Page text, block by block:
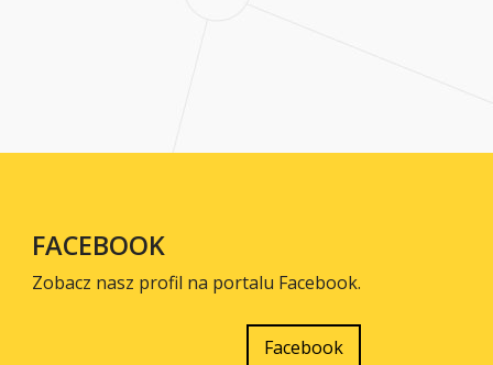
FACEBOOK
Zobacz nasz profil na portalu Facebook.
Facebook